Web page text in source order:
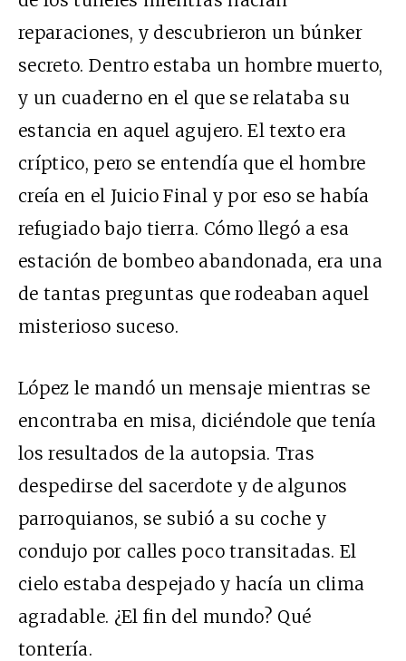
reparaciones, y descubrieron un búnker
secreto. Dentro estaba un hombre muerto,
y un cuaderno en el que se relataba su
estancia en aquel agujero. El texto era
críptico, pero se entendía que el hombre
creía en el Juicio Final y por eso se había
refugiado bajo tierra. Cómo llegó a esa
estación de bombeo abandonada, era una
de tantas preguntas que rodeaban aquel
misterioso suceso.
López le mandó un mensaje mientras se
encontraba en misa, diciéndole que tenía
los resultados de la autopsia. Tras
despedirse del sacerdote y de algunos
parroquianos, se subió a su coche y
condujo por calles poco transitadas. El
cielo estaba despejado y hacía un clima
agradable. ¿El fin del mundo? Qué
tontería.